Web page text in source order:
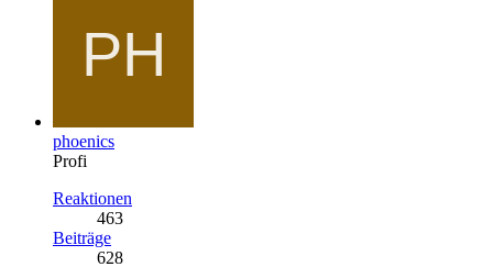
phoenics
Profi
Reaktionen
463
Beiträge
628